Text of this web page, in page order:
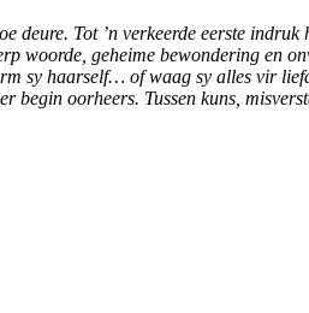
Tot ’n verkeerde eerste
woorde, geheime bewondering en
sy haarself… of waag sy alles vir
oorheers. Tussen kuns,